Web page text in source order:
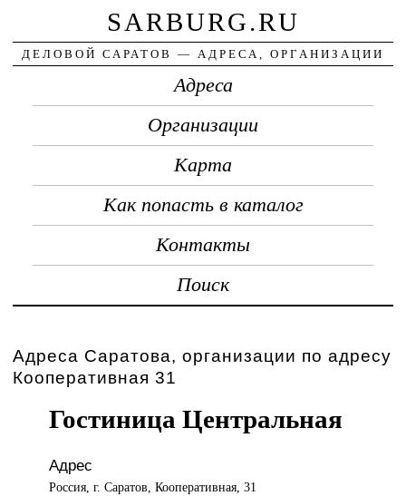
SARBURG.RU
ДЕЛОВОЙ САРАТОВ — АДРЕСА, ОРГАНИЗАЦИИ
Адреса
Организации
Карта
Как попасть в каталог
Контакты
Поиск
Адреса Саратова, организации по адресу
Кооперативная 31
Гостиница Центральная
Адрес
Россия, г. Саратов, Кооперативная, 31